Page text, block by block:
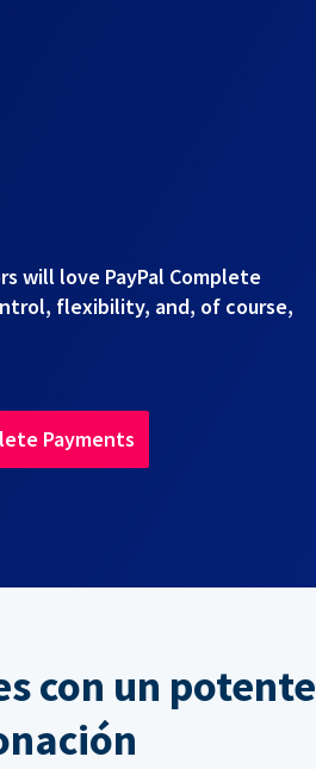
will love PayPal Complete
flexibility, and, of course,
Payments
con un potente